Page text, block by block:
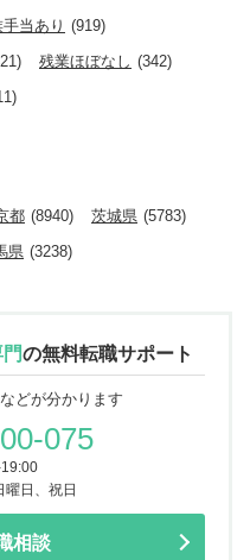
当あり (919)
残業ほぼなし (342)
都 (8940) 茨城県 (5783)
県 (3238)
の無料転職サポート
どが分かります
075
日、祝日
相談